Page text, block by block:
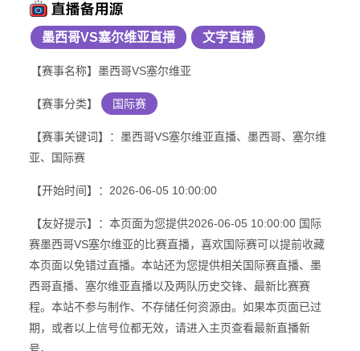
墨西哥VS塞尔维亚直播 文字直播
【赛事名称】墨西哥VS塞尔维亚
【赛事分类】 国际赛
【赛事关键词】：墨西哥VS塞尔维亚直播、墨西哥、塞尔维
亚、国际赛
【开始时间】：2026-06-05 10:00:00
【友好提示】：本页面为您提供2026-06-05 10:00:00 国际
赛墨西哥VS塞尔维亚的比赛直播，喜欢国际赛可以提前收藏
本页面以免错过直播。本站还为您提供相关国际赛直播、墨
西哥直播、塞尔维亚直播以及两队历史交锋、最新比赛赛
程。本站不参与制作、不存储任何资源由。如果本页面已过
期，或者以上信号位都无效，请进入主页查看最新直播新